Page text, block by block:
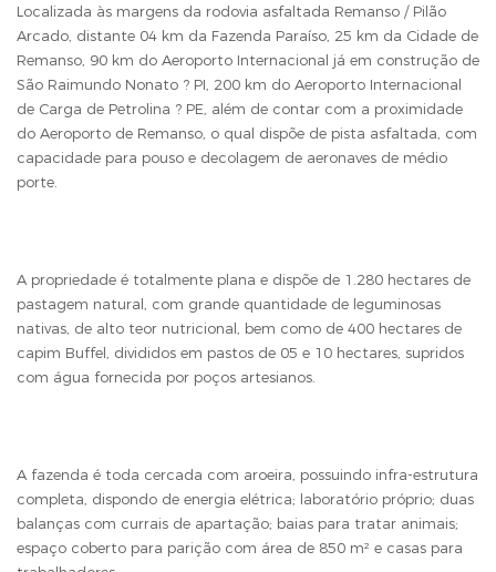
Localizada às margens da rodovia asfaltada Remanso / Pilão
Arcado, distante 04 km da Fazenda Paraíso, 25 km da Cidade de
Remanso, 90 km do Aeroporto Internacional já em construção de
São Raimundo Nonato ? PI, 200 km do Aeroporto Internacional
de Carga de Petrolina ? PE, além de contar com a proximidade
do Aeroporto de Remanso, o qual dispõe de pista asfaltada, com
capacidade para pouso e decolagem de aeronaves de médio
porte.
A propriedade é totalmente plana e dispõe de 1.280 hectares de
pastagem natural, com grande quantidade de leguminosas
nativas, de alto teor nutricional, bem como de 400 hectares de
capim Buffel, divididos em pastos de 05 e 10 hectares, supridos
com água fornecida por poços artesianos.
A fazenda é toda cercada com aroeira, possuindo infra-estrutura
completa, dispondo de energia elétrica; laboratório próprio; duas
balanças com currais de apartação; baias para tratar animais;
espaço coberto para parição com área de 850 m² e casas para